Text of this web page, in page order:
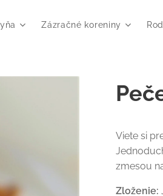
Zázračné koreniny
Viete si
zmesou
Zloženie: